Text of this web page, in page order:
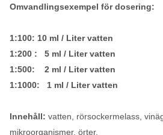
Omvandlingsexempel för dosering:
1:100: 10 ml / Liter vatten
1:200 : 5 ml / Liter vatten
1:500: 2 ml / Liter vatten
1:1000: 1 ml / Liter vatten
Innehåll: vatten, rörsockermelass,
mikroorganismer, örter.